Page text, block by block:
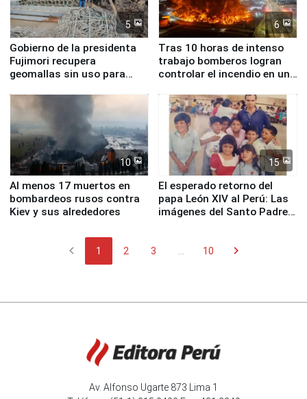
5
Gobierno de la presidenta
Fujimori recupera
geomallas sin uso para
Fenómeno El Niño
6
Tras 10 horas de intenso
trabajo bomberos logran
controlar el incendio en una
de Chile
10
Al menos 17 muertos en
bombardeos rusos contra
Kiev y sus alrededores
15
El esperado retorno del
papa León XIV al Perú: Las
imágenes del Santo Padre
chevron_left 1 2 3 10 chevron_right
Av. Alfonso Ugarte 873 Lima 1